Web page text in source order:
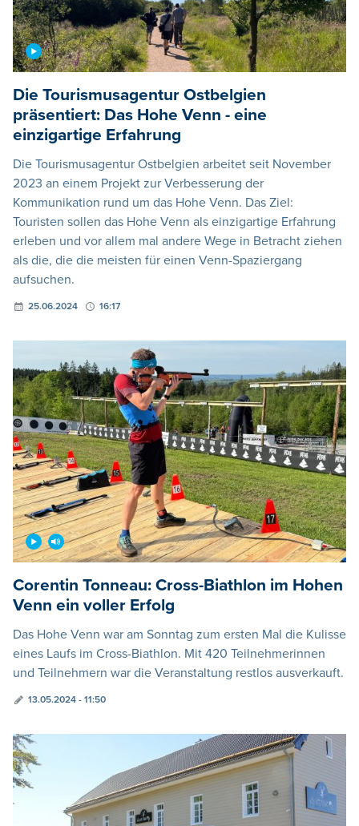
Die Tourismusagentur Ostbelgien
präsentiert: Das Hohe Venn - eine
einzigartige Erfahrung
Die Tourismusagentur Ostbelgien arbeitet seit November
2023 an einem Projekt zur Verbesserung der
Kommunikation rund um das Hohe Venn. Das Ziel:
Touristen sollen das Hohe Venn als einzigartige Erfahrung
erleben und vor allem mal andere Wege in Betracht ziehen
als die, die die meisten für einen Venn-Spaziergang
aufsuchen.
25.06.2024 16:17
Corentin Tonneau: Cross-Biathlon im Hohen
Venn ein voller Erfolg
Das Hohe Venn war am Sonntag zum ersten Mal die Kulisse
eines Laufs im Cross-Biathlon. Mit 420 Teilnehmerinnen
und Teilnehmern war die Veranstaltung restlos ausverkauft.
13.05.2024 - 11:50